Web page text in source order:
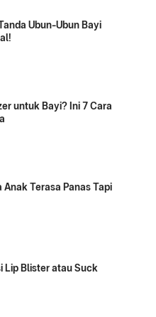
Ubun-Ubun Bayi
untuk Bayi? Ini 7 Cara
Anak Terasa Panas Tapi
Lip Blister atau Suck